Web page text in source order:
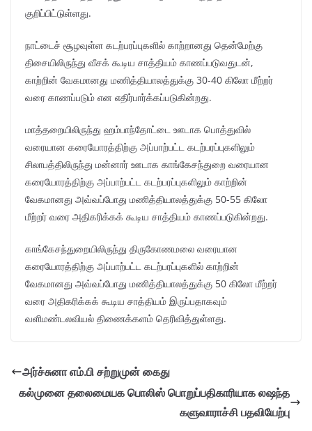
குறிப்பிட்டுள்ளது.
நாட்டைச் சூழவுள்ள கடற்பரப்புகளில் காற்றானது தென்மேற்கு
திசையிலிருந்து வீசக் கூடிய சாத்தியம் காணப்படுவதுடன்,
காற்றின் வேகமானது மணித்தியாலத்துக்கு 30-40 கிலோ மீற்றர்
வரை காணப்படும் என எதிர்பார்க்கப்படுகின்றது.
மாத்தறையிலிருந்து ஹம்பாந்தோட்டை ஊடாக பொத்துவில்
வரையான கரையோரத்திற்கு அப்பாற்பட்ட கடற்பரப்புகளிலும்
சிலாபத்திலிருந்து மன்னார் ஊடாக காங்கேசந்துறை வரையான
கரையோரத்திற்கு அப்பாற்பட்ட கடற்பரப்புகளிலும் காற்றின்
வேகமானது அவ்வப்போது மணித்தியாலத்துக்கு 50-55 கிலோ
மீற்றர் வரை அதிகரிக்கக் கூடிய சாத்தியம் காணப்படுகின்றது.
காங்கேசந்துறையிலிருந்து திருகோணமலை வரையான
கரையோரத்திற்கு அப்பாற்பட்ட கடற்பரப்புகளில் காற்றின்
வேகமானது அவ்வப்போது மணித்தியாலத்துக்கு 50 கிலோ மீற்றர்
வரை அதிகரிக்கக் கூடிய சாத்தியம் இருப்பதாகவும்
வளிமண்டலவியல் திணைக்களம் தெரிவித்துள்ளது.
அர்ச்சுனா எம்.பி சற்றுமுன் கைது
கல்முனை தலைமையக பொலிஸ் பொறுப்பதிகாரியாக லஷந்த
களுவாராச்சி பதவியேற்பு